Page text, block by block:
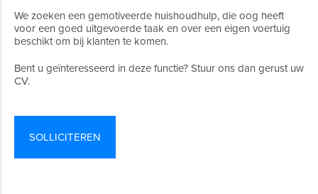
We zoeken een gemotiveerde huishoudhulp, die oog heeft
voor een goed uitgevoerde taak en over een eigen voertuig
beschikt om bij klanten te komen.
Bent u geïnteresseerd in deze functie? Stuur ons dan gerust uw
CV.
SOLLICITEREN